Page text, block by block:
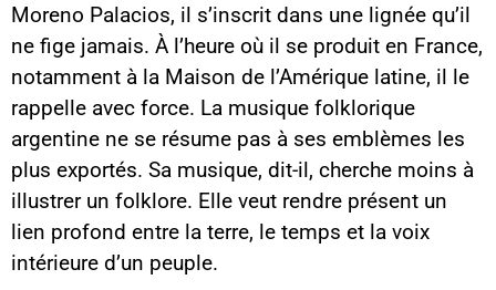
Moreno Palacios, il s’inscrit dans une lignée qu’il
ne fige jamais. À l’heure où il se produit en France,
notamment à la Maison de l’Amérique latine, il le
rappelle avec force. La musique folklorique
argentine ne se résume pas à ses emblèmes les
plus exportés. Sa musique, dit-il, cherche moins à
illustrer un folklore. Elle veut rendre présent un
lien profond entre la terre, le temps et la voix
intérieure d’un peuple.